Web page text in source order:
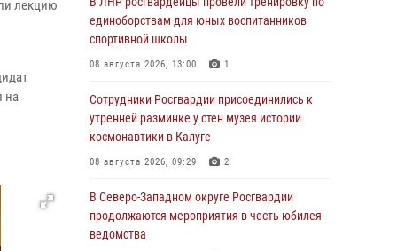
лекцию
на
единоборствам для юных воспитанников
спортивной школы
08 августа 2026, 13:00 1
Сотрудники Росгвардии присоединились к
утренней разминке у стен музея истории
космонавтики в Калуге
08 августа 2026, 09:29 2
В Северо-Западном округе Росгвардии
продолжаются мероприятия в честь юбилея
ведомства